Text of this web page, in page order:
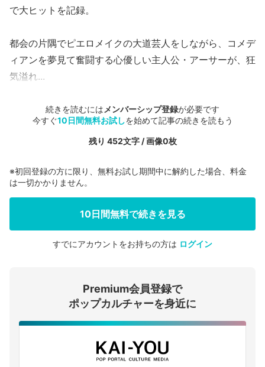
で大ヒットを記録。
都会の片隅でピエロメイクの大道芸人をしながら、コメデ
ィアンを夢見て奮闘する心優しい主人公・アーサーが、狂
気溢れ...
続きを読むには メンバーシップ登録が必要です
今すぐ10日間無料お試しを始めて記事の続きを読もう
残り 452文字 / 画像0枚
会員登録する
ログインする
※初回登録の方に限り、無料お試し期間中に解約した場合、料金
は一切かかりません。
10日間無料で続きを見る
すでにアカウントをお持ちの方は ログイン
Premium会員登録で
ポップカルチャーを身近に